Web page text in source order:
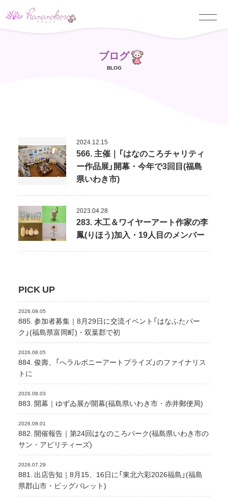
ブログ
BLOG
2024.12.15
566. 主催｜「はなのころチャリティ
ー作品展」開幕・今年で3回目(福島
県いわき市)
2023.04.28
283. 木工＆ワイヤーアート作家の李
鳳(りほう)加入・19人目のメンバー
PICK UP
2026.08.05
885. 参加者募集｜8月29日に交流イベント「はなふたパー
ク」(福島県富岡町)・双葉郡で初
2026.08.05
884. 俊壽、「へラルボニーアートプライズ」のファイナリス
トに
2026.08.03
883. 開幕｜ゆずゐ展が開幕(福島県いわき市・赤井郵便局)
2026.08.01
882. 開催報告｜第24回はなのころパーク(福島県いわき市の
サン・アビリティーズ)
2026.07.29
881. 出店告知｜8月15、16日に「東北六彩2026福島」(福島
県郡山市・ビッグパレット)